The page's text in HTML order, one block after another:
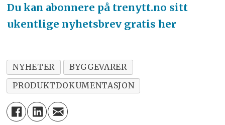
Du kan abonnere på trenytt.no sitt
ukentlige nyhetsbrev gratis her
NYHETER
BYGGEVARER
PRODUKTDOKUMENTASJON